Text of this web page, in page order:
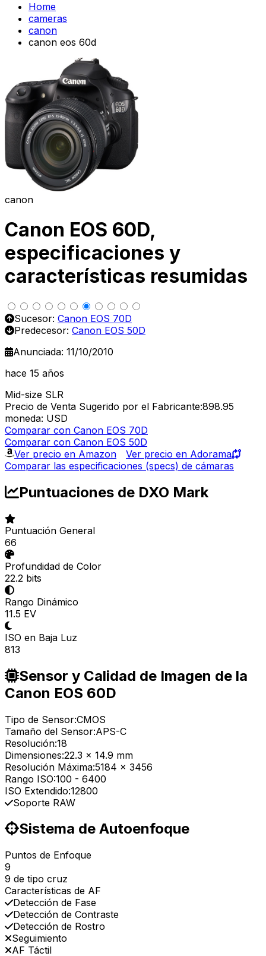
Home
cameras
canon
canon eos 60d
canon
Canon EOS 60D,
especificaciones y
características resumidas
Sucesor: Canon EOS 70D
Predecesor: Canon EOS 50D
Anunciada: 11/10/2010
hace 15 años
Mid-size SLR
Precio de Venta Sugerido por el Fabricante:898.95
moneda: USD
Comparar con Canon EOS 70D
Comparar con Canon EOS 50D
Ver precio en Amazon
Ver precio en Adorama
Comparar las especificaciones (specs) de cámaras
Puntuaciones de DXO Mark
Puntuación General
66
Profundidad de Color
22.2 bits
Rango Dinámico
11.5 EV
ISO en Baja Luz
813
Sensor y Calidad de Imagen de la
Canon EOS 60D
Tipo de Sensor:CMOS
Tamaño del Sensor:APS-C
Resolución:18
Dimensiones:22.3 x 14.9 mm
Resolución Máxima:5184 x 3456
Rango ISO:100 - 6400
ISO Extendido:12800
Soporte RAW
Sistema de Autoenfoque
Puntos de Enfoque
9
9 de tipo cruz
Características de AF
Detección de Fase
Detección de Contraste
Detección de Rostro
Seguimiento
AF Táctil